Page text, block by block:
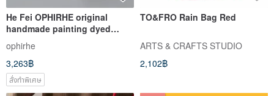
He Fei OPHIRHE original
handmade painting dyed
vegetable tanned leather
handmade leather bag
diagonal one-shoulder small
square bag
ophirhe
3,263฿
สั่งทำพิเศษ
TO&FRO Rain Bag Red
ARTS & CRAFTS STUDIO
2,102฿